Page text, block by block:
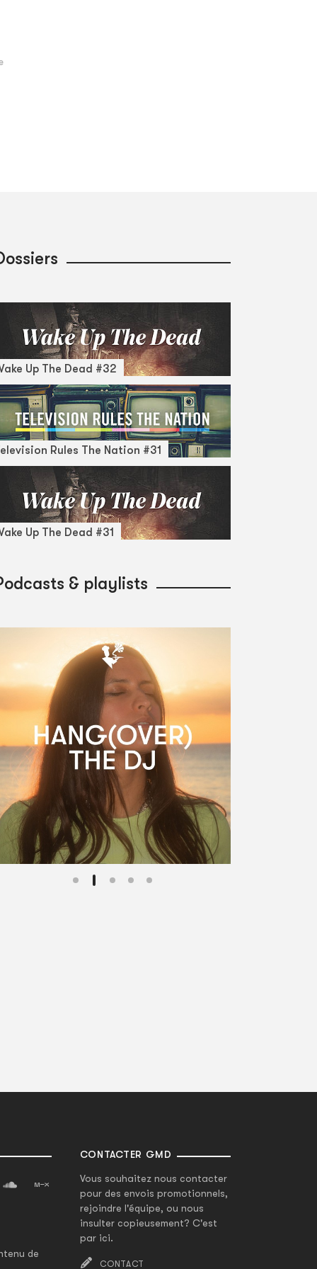
Up The Dead #32
Rules The Nation #31
Up The Dead #31
& playlists
de
CONTACTER GMD
Vous souhaitez nous contacter
pour des envois promotionnels,
rejoindre l'équipe, ou nous
insulter copieusement? C'est
par ici.
CONTACT